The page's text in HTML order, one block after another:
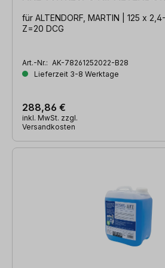
für ALTENDORF, MARTIN | 125 x
Z=20 DCG
Art.-Nr.: AK-78261252022-B28
Lieferzeit 3-8 Werktage
288,86 €
inkl. MwSt. zzgl.
Versandkosten